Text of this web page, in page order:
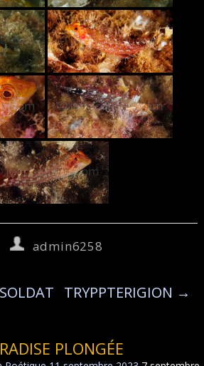
admin6258
TRYPPTERIGION →
PLONGÉE